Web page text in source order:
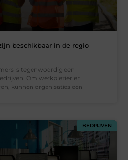
beschikbaar in de regio
is tegenwoordig een
Om werkplezier en
kunnen organisaties een
BEDRIJVEN